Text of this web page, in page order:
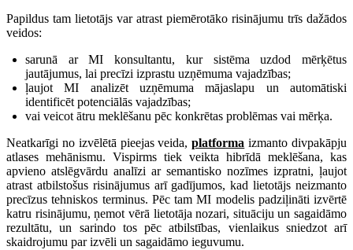
Papildus tam lietotājs var atrast piemērotāko risinājumu trīs dažādos
veidos:
sarunā ar MI konsultantu, kur sistēma uzdod mērķētus
jautājumus, lai precīzi izprastu uzņēmuma vajadzības;
ļaujot MI analizēt uzņēmuma mājaslapu un automātiski
identificēt potenciālās vajadzības;
vai veicot ātru meklēšanu pēc konkrētas problēmas vai mērķa.
Neatkarīgi no izvēlētā pieejas veida,platforma izmanto divpakāpju
atlases mehānismu. Vispirms tiek veikta hibrīdā meklēšana, kas
apvieno atslēgvārdu analīzi ar semantisko nozīmes izpratni, ļaujot
atrast atbilstošus risinājumus arī gadījumos, kad lietotājs neizmanto
precīzus tehniskos terminus. Pēc tam MI modelis padziļināti izvērtē
katru risinājumu, ņemot vērā lietotāja nozari, situāciju un sagaidāmo
rezultātu, un sarindo tos pēc atbilstības, vienlaikus sniedzot arī
skaidrojumu par izvēli un sagaidāmo ieguvumu.